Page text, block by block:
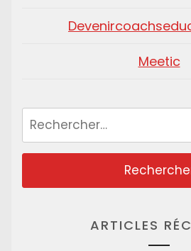
Meetic
Rechercher :
ARTICLES